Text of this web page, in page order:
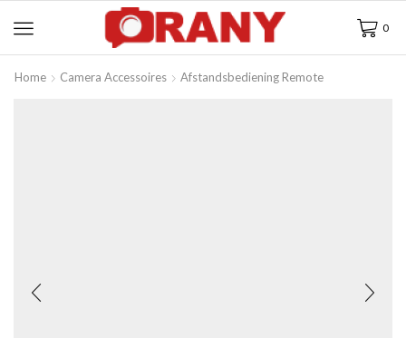
0
Home Camera Accessoires Afstandsbediening Remote